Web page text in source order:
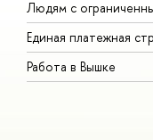
Людям с
Единая платежная
Работа в Вышке